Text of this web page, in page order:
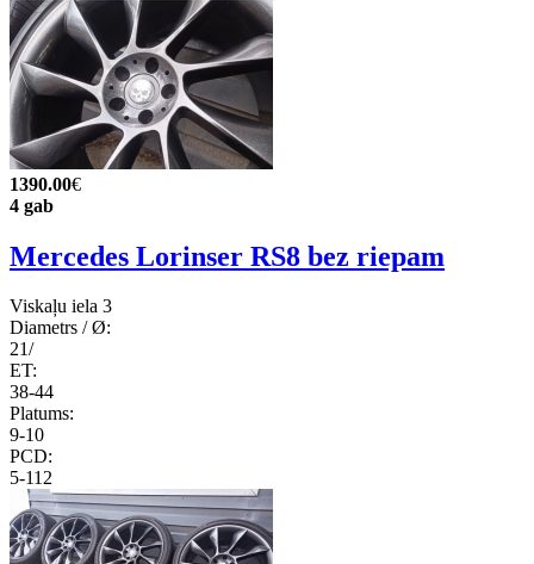
1390.00€
4 gab
Mercedes Lorinser RS8 bez riepam
Viskaļu iela 3
Diametrs / Ø:
21/
ET:
38-44
Platums:
9-10
PCD:
5-112